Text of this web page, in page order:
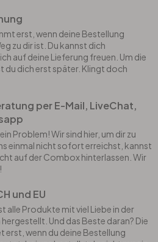
erst, wenn deine Bestellung
zu dir ist. Du kannst dich
auf deine Lieferung freuen. Um die
du dich erst später. Klingt doch
per E-Mail, LiveChat,
Problem! Wir sind hier, um dir zu
einmal nicht sofort erreichst, kannst
auf der Combox hinterlassen. Wir
und EU
alle Produkte mit viel Liebe in der
Und das Beste daran? Die
wenn du deine Bestellung